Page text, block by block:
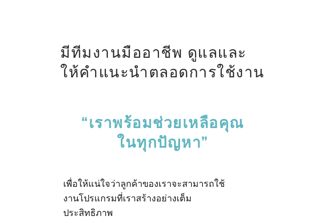
มีทีมงานมืออาชีพ ดูแลและ
ให้คำแนะนำตลอดการใช้งาน
“เราพร้อมช่วยเหลือคุณ
ในทุกปัญหา”
เพื่อให้แน่ใจว่าลูกค้าของเราจะสามารถใช้
งานโปรแกรมที่เราสร้างอย่างเต็ม
ประสิทธิภาพ